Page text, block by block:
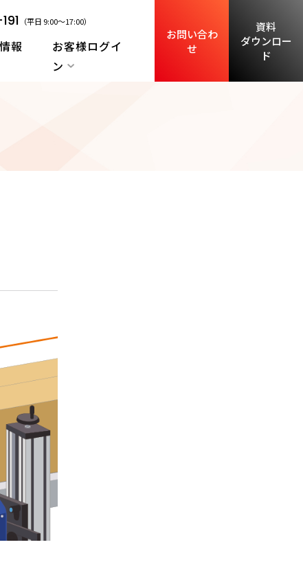
（平日 9:00～17:00）
報
お客様ログイ
ン
お問い合わ
せ
資料
ダウンロー
ド